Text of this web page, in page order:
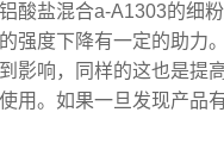
酸盐混合a-A1303的细
强度下降有一定的助力
影响，同样的这也是提
用。如果一旦发现产品